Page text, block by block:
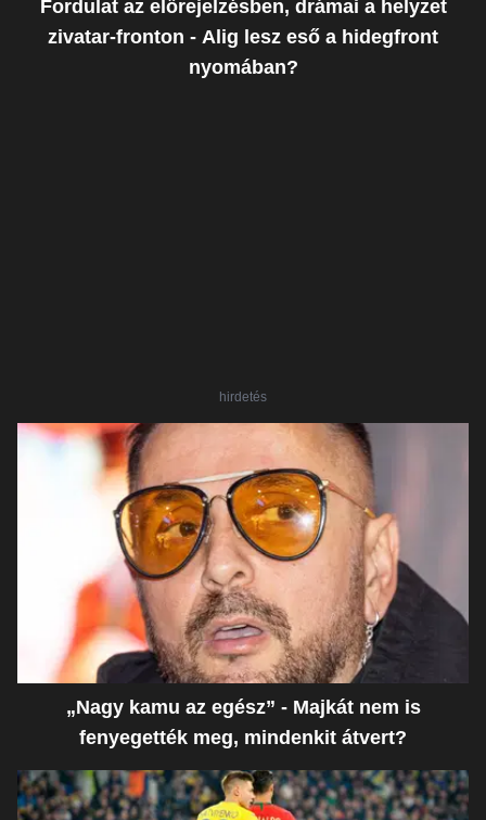
Fordulat az előrejelzésben, drámai a helyzet
zivatar-fronton - Alig lesz eső a hidegfront
nyomában?
hirdetés
„Nagy kamu az egész” - Majkát nem is
fenyegették meg, mindenkit átvert?